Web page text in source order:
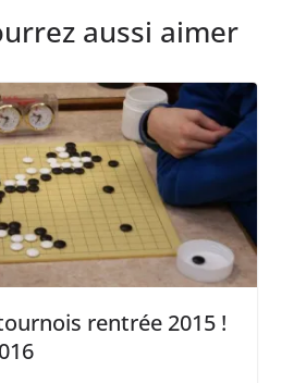
aussi aimer
rentrée 2015 !